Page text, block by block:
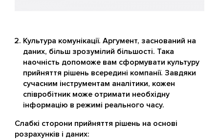
Культура комунікації. Аргумент, заснований на
даних, більш зрозумілий більшості. Така
наочність допоможе вам сформувати культуру
прийняття рішень всередині компанії. Завдяки
сучасним інструментам аналітики, кожен
співробітник може отримати необхідну
інформацію в режимі реального часу.
Слабкі сторони прийняття рішень на основі
розрахунків і даних: